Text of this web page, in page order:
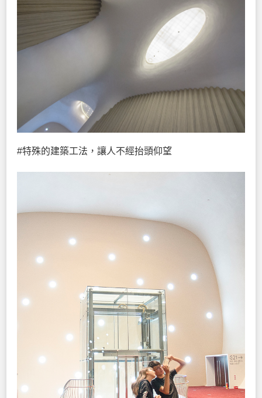
#特殊的建築工法，讓人不經抬頭仰望